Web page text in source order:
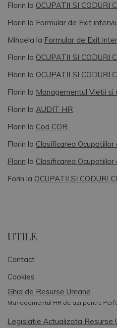
Florin la OCUPATII SI CODURI
Florin la Formular de Exit
Mihaela la Formular de Exit
Florin la OCUPATII SI CODURI
Florin la OCUPATII SI CODURI
Florin la Managementul Vietii si
Florin la AUDIT HR
Florin la Cod COR
Florin la Clasificarea Ocupatiilor
Florin la Clasificarea Ocupatiilor
Forin la OCUPATII SI CODURI
UTILE
Contact
Cookies
Ghid de Resurse Umane
Managementul HR de azi pentru
Legislatie Actualizata Resurse